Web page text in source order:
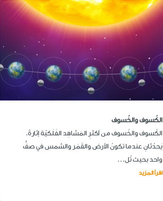
الكُسوف والخُسوف
الكُسوف والخُسوف من أكثرِ المَشاهِد الفَلَكيّة إثارةً.
يَحدُثانِ عندما تكونُ الأرض والقَمَر والشمس في صفٍّ
واحد بحيث تُل...
اقرأ المزيد